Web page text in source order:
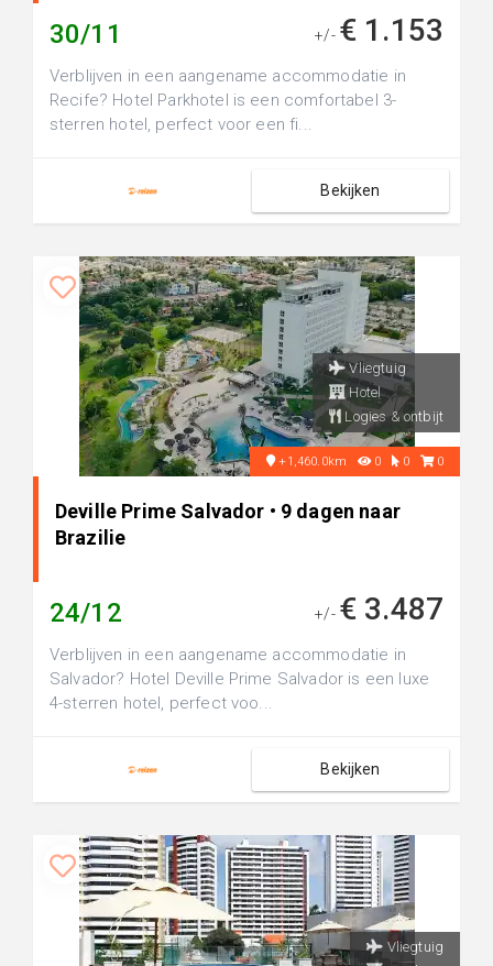
30/11 +/- € 1.153
Verblijven in een aangename accommodatie in
Recife? Hotel Parkhotel is een comfortabel 3-
sterren hotel, perfect voor een fi...
Bekijken
Vliegtuig
Hotel
Logies & ontbijt
+1,460.0km 0 0 0
Deville Prime Salvador • 9 dagen naar
Brazilie
24/12 +/- € 3.487
Verblijven in een aangename accommodatie in
Salvador? Hotel Deville Prime Salvador is een luxe
4-sterren hotel, perfect voo...
Bekijken
Vliegtuig